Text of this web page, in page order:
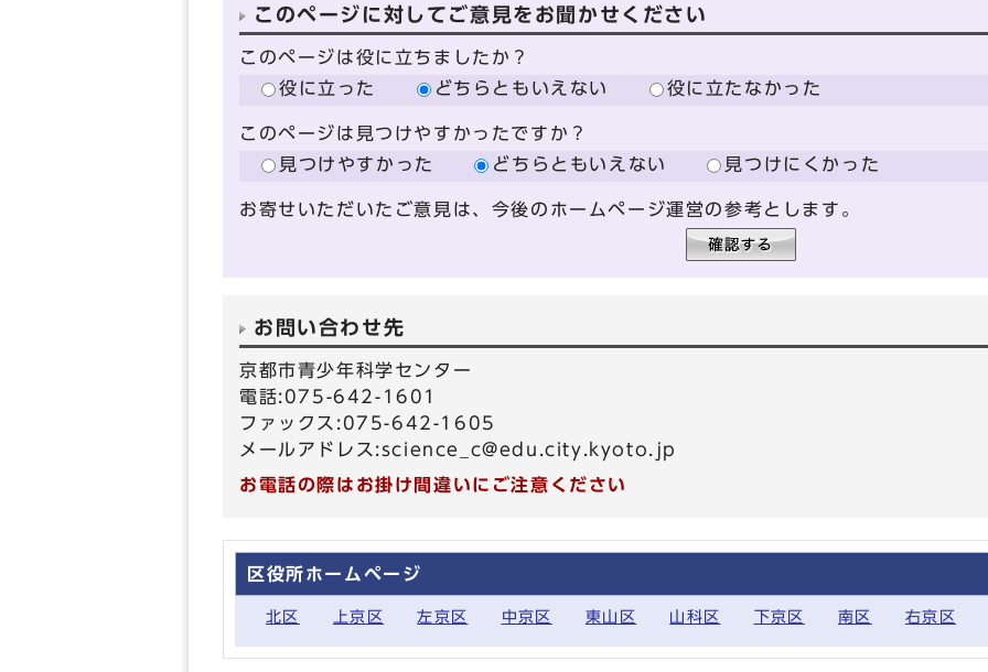
このページに対してご意見をお聞かせください
このページは役に立ちましたか？
役に立った
どちらともいえない 役に立たなかった
このページは見つけやすかったですか？
見つけやすかった
どちらともいえない 見つけにくかった
お寄せいただいたご意見は、今後のホームページ運営の参考とします。
お問い合わせ先
京都市青少年科学センター
電話:075-642-1601
ファックス:075-642-1605
メールアドレス:science_c@edu.city.kyoto.jp
お電話の際はお掛け間違いにご注意ください
区役所ホームページ
北区 上京区 左京区 中京区 東山区 山科区 下京区 南区 右京区